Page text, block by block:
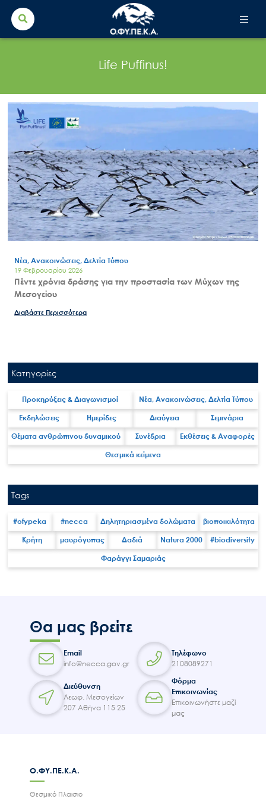
Search
for:
Search
Άξονες δράσης
Μ.Δ.Π.Π.
Έργα
Εισιτήρια
Επικοινωνία
Life Puffinus!
Νέα, Ανακοινώσεις, Δελτία Τύπου
19 Φεβρουαρίου 2026
Πέντε χρόνια δράσης για την προστασία των Μύχων της
Μεσογείου
Διαβάστε Περισσότερα
Κατηγορίες
Προκηρύξεις & Διαγωνισμοί Νέα, Ανακοινώσεις, Δελτία Τύπου
Εκδηλώσεις Ημερίδες Διαύγεια Σεμινάρια
Θέματα ανθρώπινου δυναμικού Συνέδρια Εκθέσεις & Αναφορές
Θεσμικά κείμενα
Tags
#ofypeka #necca Δηλητηριασμένα δολώματα βιοποικιλότητα
Κρήτη μαυρόγυπας Δαδιά Natura 2000 #biodiversity
Φαράγγι Σαμαριάς
Θα μας βρείτε
Email
info@necca.gov.gr
Τηλέφωνο
2108089271
Διεύθυνση
Λεωφ. Μεσογείων
207 Αθήνα 115 25
Φόρμα
Επικοινωνίας
Επικοινωνήστε μαζί
μας
Ο.ΦΥ.ΠΕ.Κ.Α.
Θεσμικό Πλαισιο